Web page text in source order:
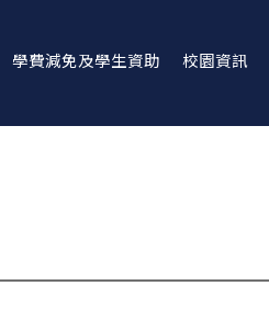
學費減免及學生資助 校園資訊